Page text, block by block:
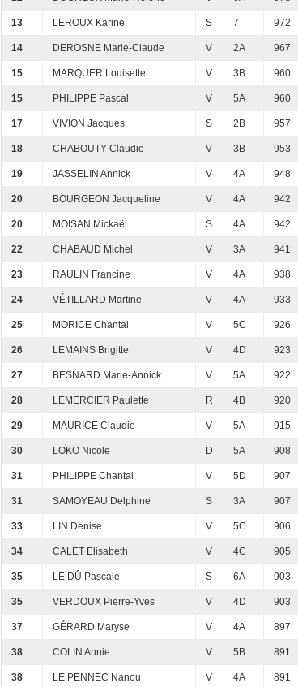
13 LEROUX Karine S 7 972
14 DEROSNE Marie-Claude V 2A 967
15 MARQUER Louisette V 3B 960
15 PHILIPPE Pascal V 5A 960
17 VIVION Jacques S 2B 957
18 CHABOUTY Claudie V 3B 953
19 JASSELIN Annick V 4A 948
20 BOURGEON Jacqueline V 4A 942
20 MOISAN Mickaël S 4A 942
22 CHABAUD Michel V 3A 941
23 RAULIN Francine V 4A 938
24 VÉTILLARD Martine V 4A 933
25 MORICE Chantal V 5C 926
26 LEMAINS Brigitte V 4D 923
27 BESNARD Marie-Annick V 5A 922
28 LEMERCIER Paulette R 4B 920
29 MAURICE Claudie V 5A 915
30 LOKO Nicole D 5A 908
31 PHILIPPE Chantal V 5D 907
31 SAMOYEAU Delphine S 3A 907
33 LIN Denise V 5C 906
34 CALET Elisabeth V 4C 905
35 LE DÛ Pascale S 6A 903
35 VERDOUX Pierre-Yves V 4D 903
37 GÉRARD Maryse V 4A 897
38 COLIN Annie V 5B 891
38 LE PENNEC Nanou V 4A 891